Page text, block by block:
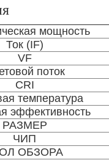
мощность
Ток (IF)
VF
поток
CRI
температура
эффективность
РАЗМЕР
ЧИП
ОБЗОРА